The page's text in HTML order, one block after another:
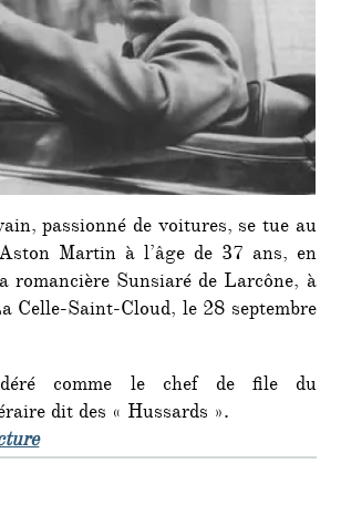
passionné de voitures, se tue au
Martin à l’âge de 37 ans, en
romancière Sunsiaré de Larcône, à
Celle-Saint-Cloud, le 28 septembre
comme le chef de file du
dit des « Hussards ».
de « C’était un 28 septembre :